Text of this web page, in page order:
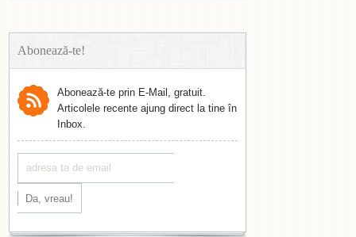
Abonează-te!
Abonează-te prin E-Mail, gratuit.
Articolele recente ajung direct la tine în
Inbox.